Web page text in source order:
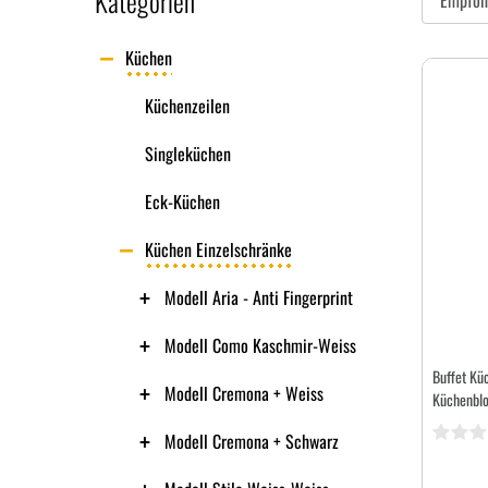
Küchen
Küchenzeilen
Singleküchen
Eck-Küchen
Küchen Einzelschränke
Modell Aria - Anti Fingerprint
Modell Como Kaschmir-Weiss
Modell Cremona + Weiss
Modell Cremona + Schwarz
Buffet